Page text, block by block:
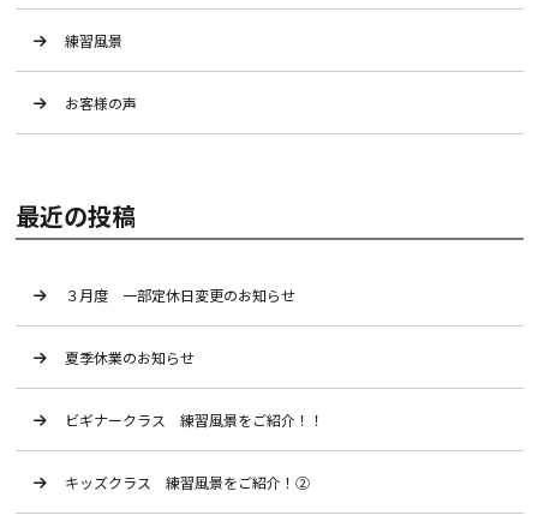
練習風景
お客様の声
最近の投稿
３月度 一部定休日変更のお知らせ
夏季休業のお知らせ
ビギナークラス 練習風景をご紹介！！
キッズクラス 練習風景をご紹介！②